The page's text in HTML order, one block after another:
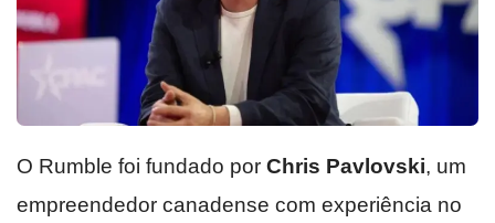
O Rumble foi fundado por Chris Pavlovski, um
empreendedor canadense com experiência no